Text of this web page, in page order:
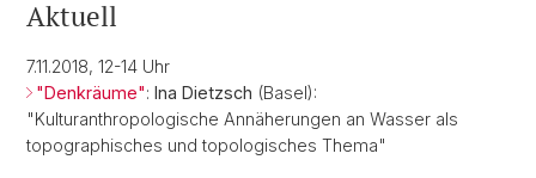
Aktuell
7.11.2018, 12-14 Uhr
"Denkräume": Ina Dietzsch (Basel):
"Kulturanthropologische Annäherungen an Wasser als
topographisches und topologisches Thema"